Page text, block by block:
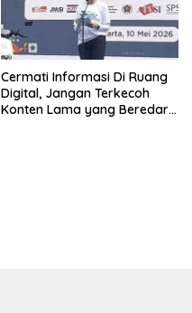
Cermati Informasi Di Ruang
Digital, Jangan Terkecoh
Konten Lama yang Beredar